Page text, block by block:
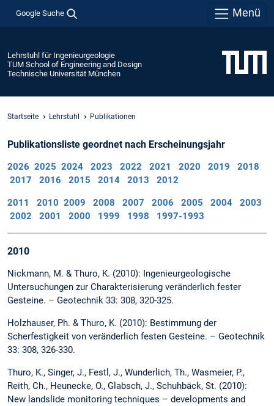
Google Suche Menü
Lehrstuhl für Ingenieurgeologie
TUM School of Engineering and Design
Technische Universität München
Startseite Lehrstuhl Publikationen
Publikationsliste geordnet nach Erscheinungsjahr
2026 2025 2024 2023 2022 2021 2020 2019
2018
2017
2016 2015 2014 2013 2012
2011 2010 2009 2008 2007 2006 2005 2004
2003
2002
2001 2000 1999 1998 1997-1993
2010
Nickmann, M. & Thuro, K. (2010): Ingenieurgeologische
Untersuchungen zur Charakterisierung veränderlich fester
Gesteine. – Geotechnik 33: 308, 320-325.
Holzhauser, Ph. & Thuro, K. (2010): Bestimmung der
Scherfestigkeit von veränderlich festen Gesteine. – Geotechnik
33: 308, 326-330.
Thuro, K., Singer, J., Festl, J., Wunderlich, Th., Wasmeier, P.,
Reith, Ch., Heunecke, O., Glabsch, J., Schuhbäck, St. (2010):
New landslide monitoring techniques – developments and